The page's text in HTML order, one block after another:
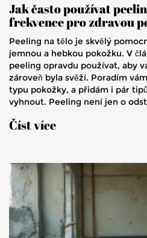
Jak často používat
frekvence pro zdravou
Peeling na tělo je skvělý
jemnou a hebkou pokožku. V
peeling opravdu používat, aby
zároveň byla svěží. Poradím
typu pokožky, a přidám i pár
vyhnout. Peeling není jen o
správný restart. V článku
Číst více